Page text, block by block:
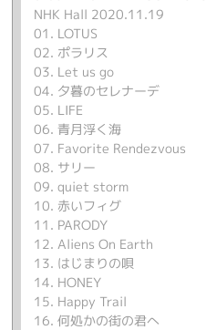
NHK Hall 2020.11.19
01. LOTUS
02. ポラリス
03. Let us go
04. 夕暮のセレナーデ
05. LIFE
06. 青月浮く海
07. Favorite Rendezvous
08. サリー
09. quiet storm
10. 赤いフィグ
11. PARODY
12. Aliens On Earth
13. はじまりの唄
14. HONEY
15. Happy Trail
16. 何処かの街の君へ